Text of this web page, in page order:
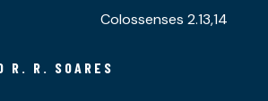
Colossenses 2.13,14
R. R. SOARES